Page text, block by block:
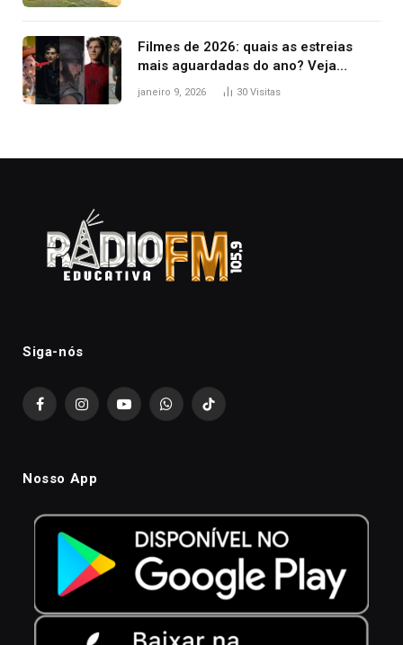
Filmes de 2026: quais as estreias
mais aguardadas do ano? Veja
principais lançamentos do cinema
janeiro 9, 2026 30 Visitas
Siga-nós
FacebookInstagramYouTubeWhatsAppTikTok
Nosso App